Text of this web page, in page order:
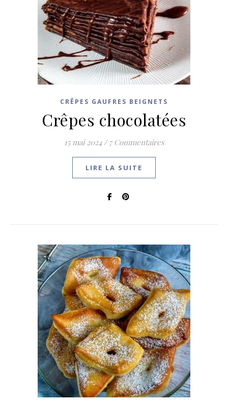
CRÊPES GAUFRES BEIGNETS
Crêpes chocolatées
15 mai 2024 / 7 Commentaires
LIRE LA SUITE